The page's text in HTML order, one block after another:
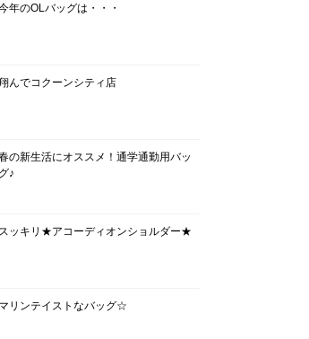
年のOLバッグは・・・
んでコクーンシティ店
の新生活にオススメ！通学通勤用バッ
グ♪
スッキリ★アコーディオンショルダー★
マリンテイストなバッグ☆